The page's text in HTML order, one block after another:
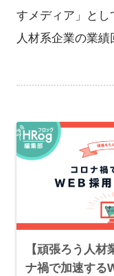
すメディア」とし
人材系企業の業績
【頑張ろう人材
ナ禍で加速する